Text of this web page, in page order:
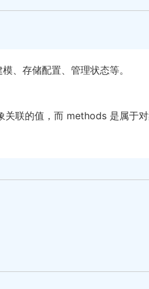
、存储配置、管理状态等。
联的值，而 methods 是属于对